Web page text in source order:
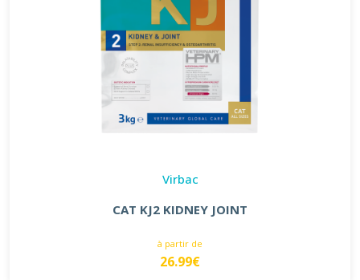
Virbac
CAT KJ2 KIDNEY JOINT
à partir de
26.99€